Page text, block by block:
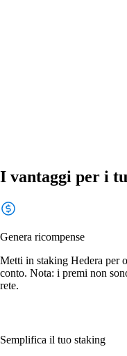
I vantaggi per i
Genera ricompense
Metti in staking Hedera per
conto. Nota: i premi non
rete.
Semplifica il tuo staking